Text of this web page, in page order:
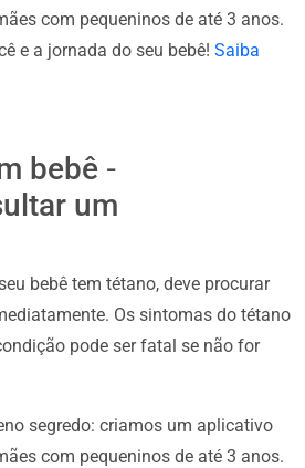
com pequeninos de até 3 anos.
e a jornada do seu bebê! Saiba
bebê -
um
bebê tem tétano, deve procurar
Os sintomas do tétano
pode ser fatal se não for
segredo: criamos um aplicativo
com pequeninos de até 3 anos.